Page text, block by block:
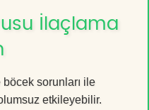
İlaçlama
sorunları ile
etkileyebilir.